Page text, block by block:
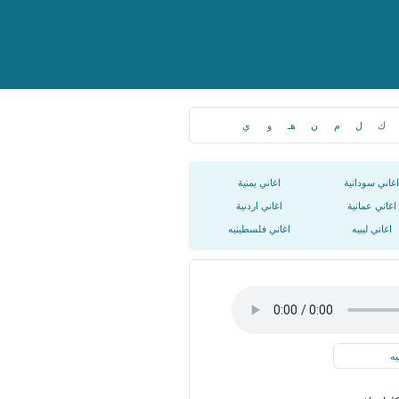
ك ل م ن هـ و ي
اغاني سودانية اغاني يمنية
اغاني عمانية اغاني اردنية
اغاني ليبيه اغاني فلسطينيه